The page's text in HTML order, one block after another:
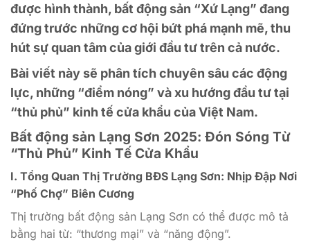
được hình thành, bất động sản “Xứ Lạng” đang
đứng trước những cơ hội bứt phá mạnh mẽ, thu
hút sự quan tâm của giới đầu tư trên cả nước.
Bài viết này sẽ phân tích chuyên sâu các động
lực, những “điểm nóng” và xu hướng đầu tư tại
“thủ phủ” kinh tế cửa khẩu của Việt Nam.
Bất động sản Lạng Sơn 2025: Đón Sóng Từ
“Thủ Phủ” Kinh Tế Cửa Khẩu
I. Tổng Quan Thị Trường BĐS Lạng Sơn: Nhịp Đập Nơi
“Phố Chợ” Biên Cương
Thị trường bất động sản Lạng Sơn có thể được mô tả
bằng hai từ: “thương mại” và “năng động”.